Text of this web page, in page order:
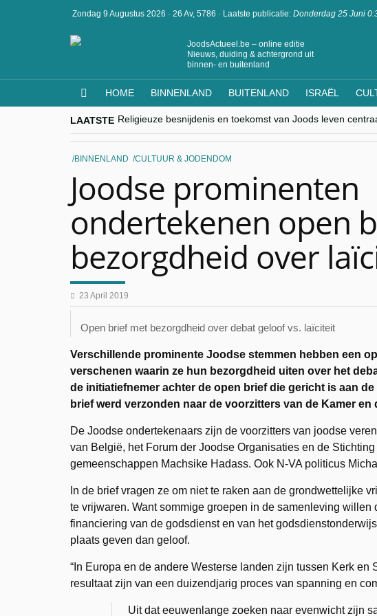
Zondag 9 Augustus 2026 · 26 Av, 5786 · Laatste publicatie: Donderdag 25 Juni
JoodsActueel.be – online editie
Nieuws, duiding & achtergrond uit
binnen- en buitenland
HOME BINNENLAND BUITENLAND ISRAËL
LAATSTE goKosher lanceert nieuwe website en samenwerking met
Religieuze besnijdenis en toekomst van Joods leven
“Besnijdenisdebat toont hoe moeilijk seculiere Westen
CITYTRIP | ROEMENIË – Boekarest: de verrassing van
BINNENLAND CULTUUR & JODENDOM
Joodse prominenten
ondertekenen open
bezorgdheid over
23 April 2019
Open brief met bezorgdheid over debat geloof vs. laïciteit
Verschillende prominente Joodse stemmen hebben een
verschenen waarin ze hun bezorgdheid uiten over het
de initiatiefnemer achter de open brief die gericht is aan
brief werd verzonden naar de voorzitters van de Kamer en
De Joodse ondertekenaars zijn de voorzitters van joodse
van België, het Forum der Joodse Organisaties en de
gemeenschappen Machsike Hadass. Ook N-VA politicus
In de brief vragen ze om niet te raken aan de grondwettelijke
te vrijwaren. Want sommige groepen in de samenleving
financiering van de godsdienst en van het
plaats geven dan geloof.
“In Europa en de andere Westerse landen zijn tussen Kerk
resultaat zijn van een duizendjarig proces van spanning en
Uit dat eeuwenlange zoeken naar evenwicht zijn